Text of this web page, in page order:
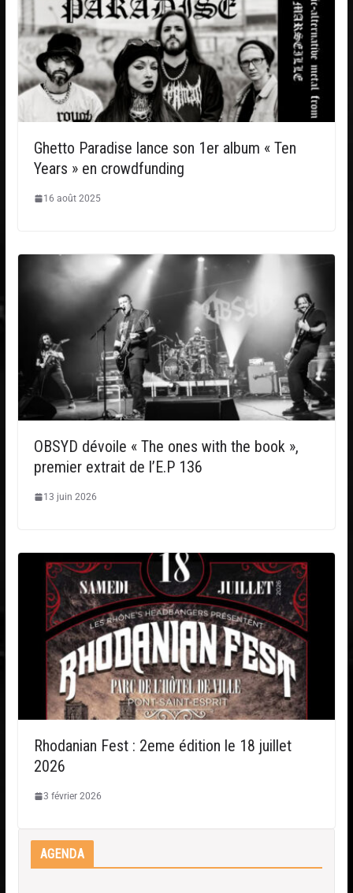
Ghetto Paradise lance son 1er album « Ten
Years » en crowdfunding
16 août 2025
OBSYD dévoile « The ones with the book »,
premier extrait de l’E.P 136
13 juin 2026
Rhodanian Fest : 2eme édition le 18 juillet
2026
3 février 2026
AGENDA